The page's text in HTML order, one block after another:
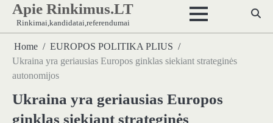
Skip
content
Apie Rinkimus.LT
Rinkimai,kandidatai,referendumai
Home
EUROPOS POLITIKA PLIUS
Ukraina yra geriausias Europos ginklas siekiant strateginės
autonomijos
Ukraina yra geriausias Europos
ginklas siekiant strateginės